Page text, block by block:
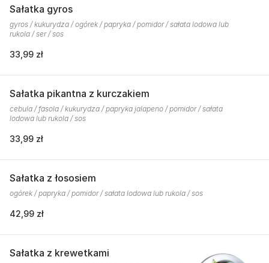
Sałatka gyros
gyros / kukurydza / ogórek / papryka / pomidor / sałata lodowa lub
rukola / ser / sos
33,99 zł
Sałatka pikantna z kurczakiem
cebula / fasola / kukurydza / papryka jalapeno / pomidor / sałata
lodowa lub rukola / sos
33,99 zł
Sałatka z łososiem
ogórek / papryka / pomidor / sałata lodowa lub rukola / sos
42,99 zł
Sałatka z krewetkami